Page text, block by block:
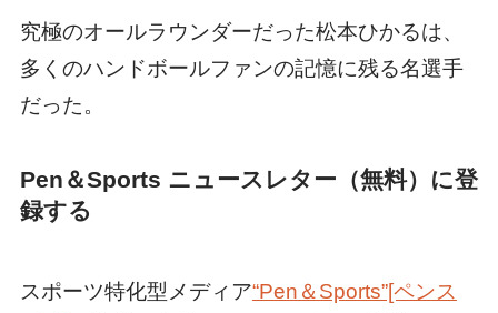
究極のオールラウンダーだった松本ひかるは、
多くのハンドボールファンの記憶に残る名選手
だった。
Pen＆Sports ニュースレター（無料）に登
録する
スポーツ特化型メディア“Pen＆Sports”[ペンス